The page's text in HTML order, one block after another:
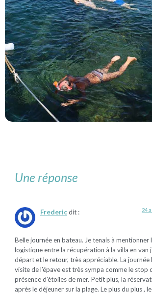
Une réponse
Fredericdit : 24
Belle journée en bateau. Je tenais à mentionner
logistique entre la récupération à la villa en van
départ et le retour, très appréciable. La journée
visite de l’épave est très sympa comme le stop
présence d’étoiles de mer. Petit plus, la
après le déjeuner sur la plage. Le plus du plus ,